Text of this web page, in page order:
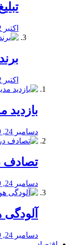
اکتبر 12, 2019
اکتبر 12, 2019
بازدید
دسامبر 24, 2019
تصادف
دسامبر 24, 2019
دسامبر 24, 2019